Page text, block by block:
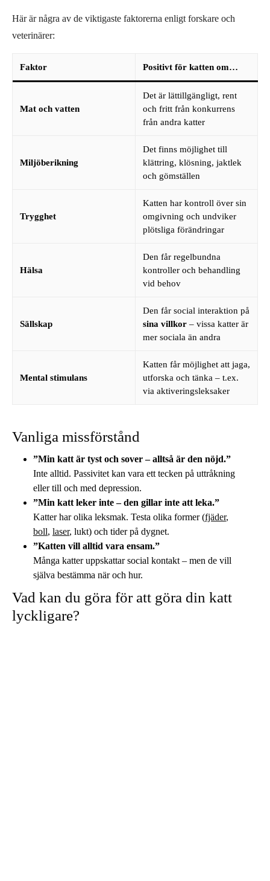
Här är några av de viktigaste faktorerna enligt forskare och
veterinärer:
Faktor Positivt för katten om…
Mat och vatten
Det är lättillgängligt, rent
och fritt från konkurrens
från andra katter
Miljöberikning
Det finns möjlighet till
klättring, klösning, jaktlek
och gömställen
Trygghet
Katten har kontroll över sin
omgivning och undviker
plötsliga förändringar
Hälsa
Den får regelbundna
kontroller och behandling
vid behov
Sällskap
Den får social interaktion på
sina villkor– vissa katter är
mer sociala än andra
Mental stimulans
Katten får möjlighet att jaga,
utforska och tänka – t.ex.
via aktiveringsleksaker
Vanliga missförstånd
”Min katt är tyst och sover – alltså är den nöjd.”
Inte alltid. Passivitet kan vara ett tecken på uttråkning
eller till och med depression.
”Min katt leker inte – den gillar inte att leka.”
Katter har olika leksmak. Testa olika former (fjäder,
boll, laser, lukt) och tider på dygnet.
”Katten vill alltid vara ensam.”
Många katter uppskattar social kontakt – men de vill
själva bestämma när och hur.
Vad kan du göra för att göra din katt
lyckligare?